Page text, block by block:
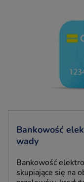
Bankowość
wady
Bankowość
skupiające się na